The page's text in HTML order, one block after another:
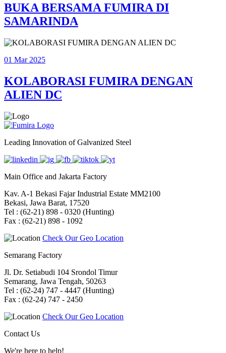
BUKA BERSAMA FUMIRA DI
SAMARINDA
01 Mar 2025
KOLABORASI FUMIRA DENGAN
ALIEN DC
Leading Innovation of Galvanized Steel
Main Office and Jakarta Factory
Kav. A-1 Bekasi Fajar Industrial Estate MM2100
Bekasi, Jawa Barat, 17520
Tel : (62-21) 898 - 0320 (Hunting)
Fax : (62-21) 898 - 1092
Check Our Geo Location
Semarang Factory
Jl. Dr. Setiabudi 104 Srondol Timur
Semarang, Jawa Tengah, 50263
Tel : (62-24) 747 - 4447 (Hunting)
Fax : (62-24) 747 - 2450
Check Our Geo Location
Contact Us
We're here to help!